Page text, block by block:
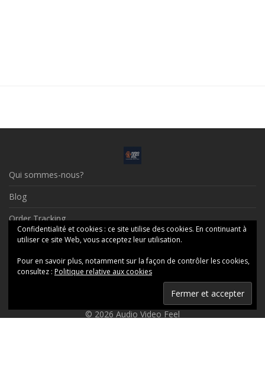
Qui sommes-nous?
Blog
Order Tracking
Contact
Social Profiles
© 2026 Audio Video Feel
Confidentialité et cookies : ce site utilise des cookies. En continuant à
utiliser ce site Web, vous acceptez leur utilisation.
Pour en savoir plus, notamment sur la façon de contrôler les cookies,
consultez : Politique relative aux cookies